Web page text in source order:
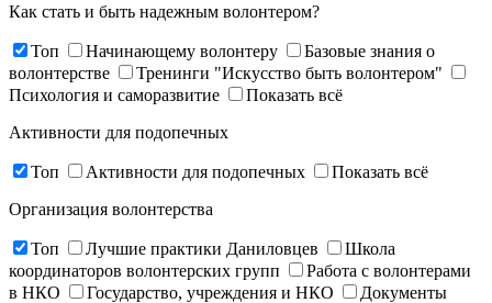
Как стать и быть надежным волонтером?
Топ Начинающему волонтеру
Базовые знания о
волонтерстве
Тренинги "Искусство быть волонтером"
Психология и саморазвитие
Показать всё
Активности для подопечных
Топ Активности для подопечных
Показать всё
Организация волонтерства
Топ Лучшие практики Даниловцев
Школа
координаторов волонтерских групп
Работа с волонтерами
в НКО
Государство, учреждения и НКО
Документы